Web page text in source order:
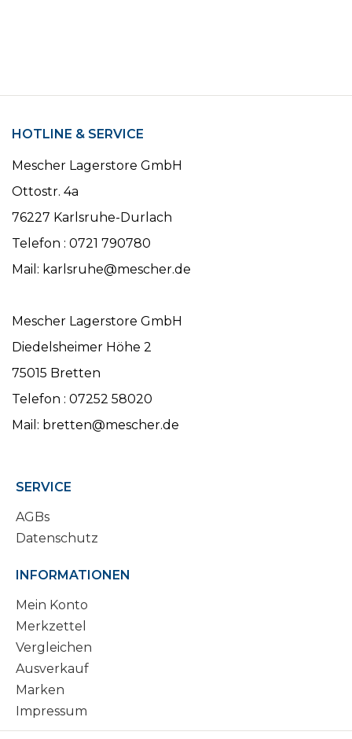
HOTLINE & SERVICE
Mescher Lagerstore GmbH
Ottostr. 4a
76227 Karlsruhe-Durlach
Telefon : 0721 790780
Mail: karlsruhe@mescher.de
Mescher Lagerstore GmbH
Diedelsheimer Höhe 2
75015 Bretten
Telefon : 07252 58020
Mail: bretten@mescher.de
SERVICE
AGBs
Datenschutz
INFORMATIONEN
Mein Konto
Merkzettel
Vergleichen
Ausverkauf
Marken
Impressum